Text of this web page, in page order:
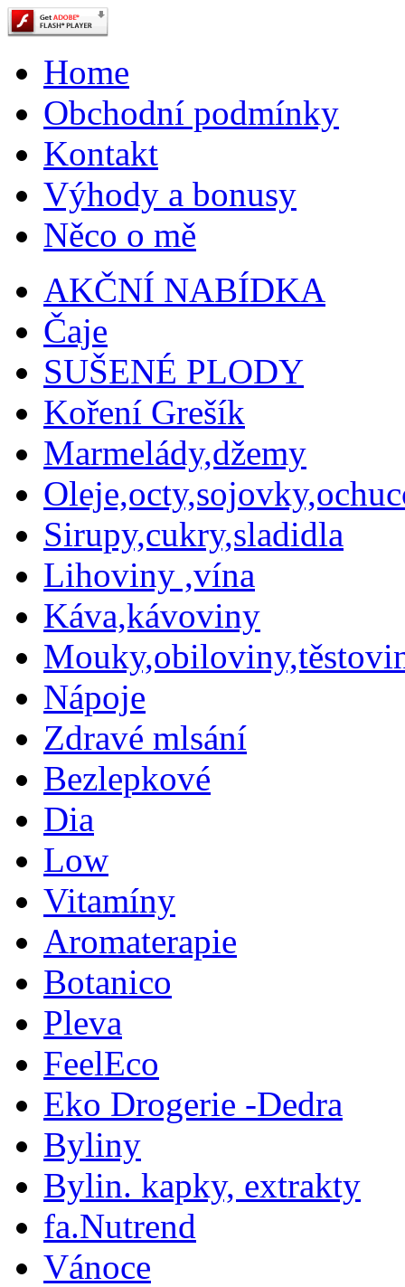
Home
Obchodní podmínky
Kontakt
Výhody a bonusy
Něco o mě
AKČNÍ NABÍDKA
Čaje
SUŠENÉ PLODY
Koření Grešík
Marmelády,džemy
Sirupy,cukry,sladidla
Lihoviny ,vína
Káva,kávoviny
Nápoje
Zdravé mlsání
Bezlepkové
Dia
Low
Vitamíny
Aromaterapie
Botanico
Pleva
FeelEco
Eko Drogerie -Dedra
Byliny
Bylin. kapky, extrakty
fa.Nutrend
Vánoce